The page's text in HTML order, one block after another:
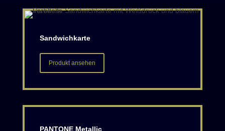
Sandwichkarte
Produkt ansehen
PANTONE Metallic